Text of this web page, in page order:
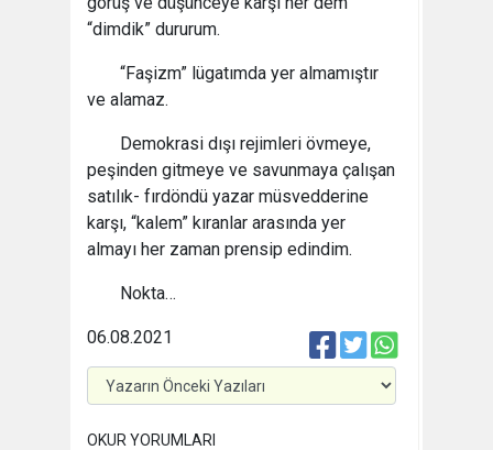
“dimdik” dururum.
“Faşizm” lügatımda yer almamıştır
ve alamaz.
Demokrasi dışı rejimleri övmeye,
peşinden gitmeye ve savunmaya çalışan
satılık- fırdöndü yazar müsvedderine
karşı, “kalem” kıranlar arasında yer
almayı her zaman prensip edindim.
Nokta…
06.08.2021
OKUR YORUMLARI